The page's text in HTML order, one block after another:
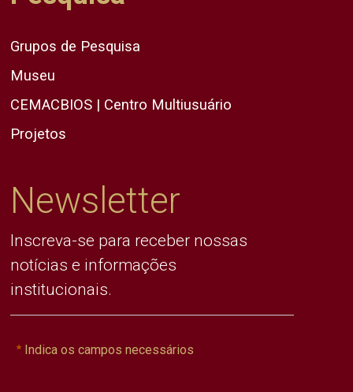
Grupos de Pesquisa
Museu
CEMACBIOS | Centro Multiusuário
Projetos
Newsletter
Inscreva-se para receber nossas
notícias e informações
institucionais.
Indica os campos necessários